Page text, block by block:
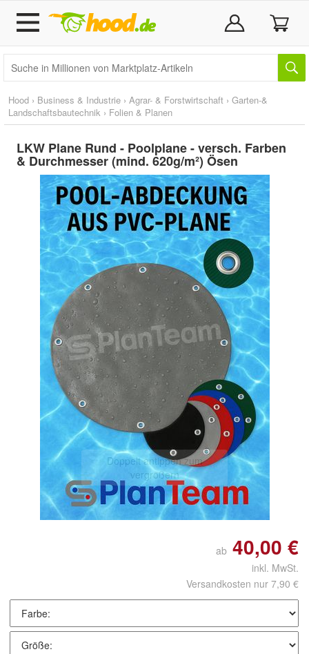
Hood › Business & Industrie › Agrar- & Forstwirtschaft › Garten-&
Landschaftsbautechnik › Folien & Planen
LKW Plane Rund - Poolplane - versch. Farben
& Durchmesser (mind. 620g/m²) Ösen
Doppelt antippen zum
vergrößern
ab 40,00 €
inkl. MwSt.
Versandkosten nur 7,90 €